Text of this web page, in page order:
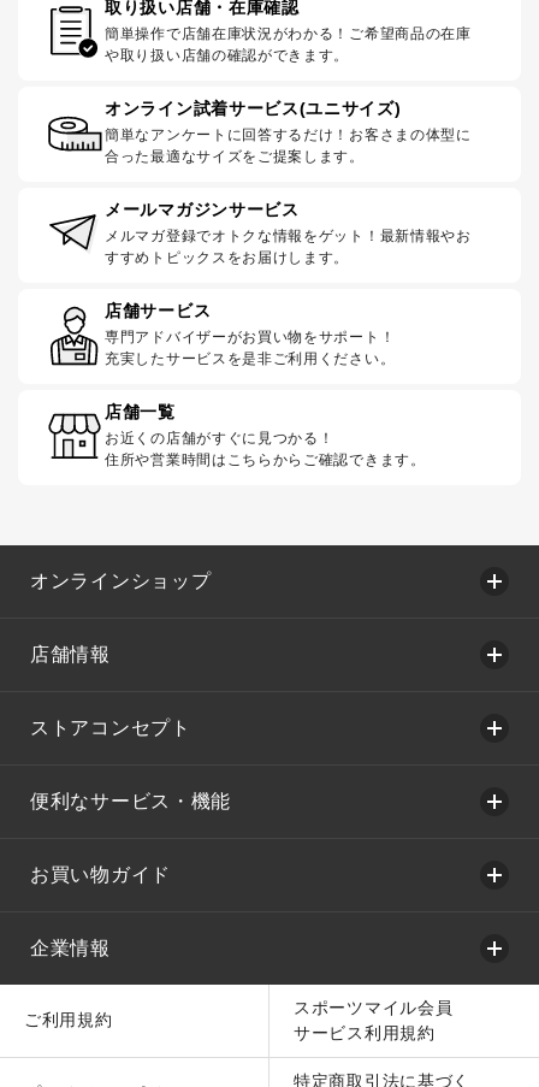
取り扱い店舗・在庫確認
簡単操作で店舗在庫状況がわかる！ご希望商品の在庫
や取り扱い店舗の確認ができます。
オンライン試着サービス(ユニサイズ)
簡単なアンケートに回答するだけ！お客さまの体型に
合った最適なサイズをご提案します。
メールマガジンサービス
メルマガ登録でオトクな情報をゲット！最新情報やお
すすめトピックスをお届けします。
店舗サービス
専門アドバイザーがお買い物をサポート！
充実したサービスを是非ご利用ください。
店舗一覧
お近くの店舗がすぐに見つかる！
住所や営業時間はこちらからご確認できます。
オンラインショップ
店舗情報
ストアコンセプト
便利なサービス・機能
お買い物ガイド
企業情報
ご利用規約
スポーツマイル会員
サービス利用規約
特定商取引法に基づく